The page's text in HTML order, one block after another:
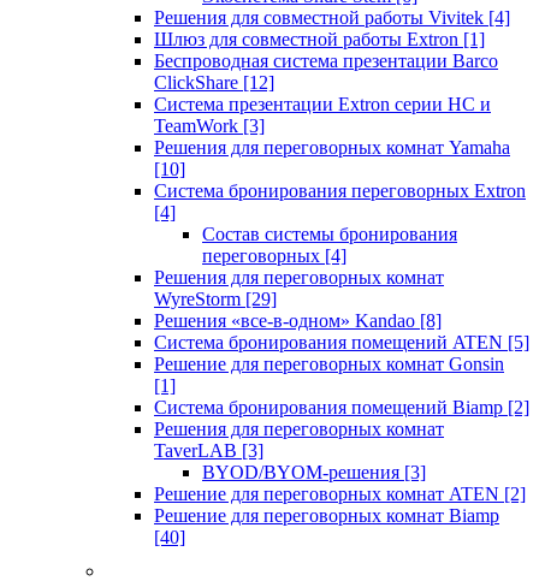
Решения для совместной работы Vivitek [4]
Шлюз для совместной работы Extron [1]
Беспроводная система презентации Barco
ClickShare [12]
Система презентации Extron серии HC и
TeamWork [3]
Решения для переговорных комнат Yamaha
[10]
Система бронирования переговорных Extron
[4]
Состав системы бронирования
переговорных [4]
Решения для переговорных комнат
WyreStorm [29]
Решения «все-в-одном» Kandao [8]
Система бронирования помещений ATEN [5]
Решение для переговорных комнат Gonsin
[1]
Система бронирования помещений Biamp [2]
Решения для переговорных комнат
TaverLAB [3]
BYOD/BYOM-решения [3]
Решение для переговорных комнат ATEN [2]
Решение для переговорных комнат Biamp
[40]